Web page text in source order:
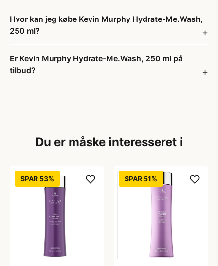
Hvor kan jeg købe Kevin Murphy Hydrate-Me.Wash,
250 ml?
Er Kevin Murphy Hydrate-Me.Wash, 250 ml på
tilbud?
Du er måske interesseret i
SPAR 53% SPAR 51%